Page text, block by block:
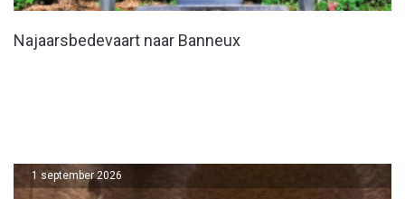
Najaarsbedevaart naar Banneux
1 september 2026